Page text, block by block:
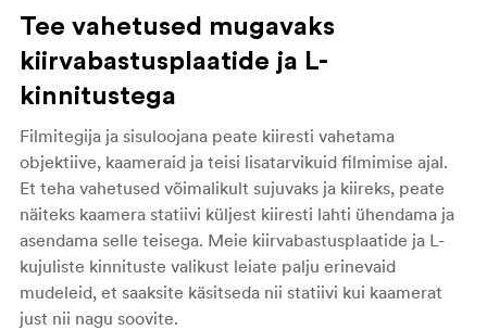
Tee vahetused mugavaks
kiirvabastusplaatide ja L-
kinnitustega
Filmitegija ja sisuloojana peate kiiresti vahetama
objektiive, kaameraid ja teisi lisatarvikuid filmimise ajal.
Et teha vahetused võimalikult sujuvaks ja kiireks, peate
näiteks kaamera statiivi küljest kiiresti lahti ühendama ja
asendama selle teisega. Meie kiirvabastusplaatide ja L-
kujuliste kinnituste valikust leiate palju erinevaid
mudeleid, et saaksite käsitseda nii statiivi kui kaamerat
just nii nagu soovite.